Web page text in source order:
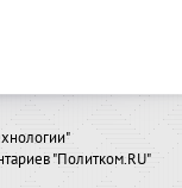
"Политком.RU"